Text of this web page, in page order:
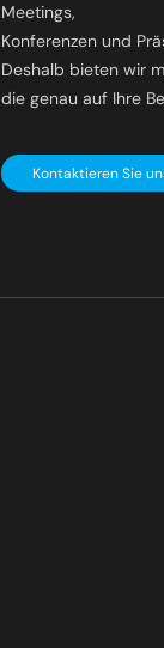
Meetings,
Konferenzen und
Deshalb bieten wir
die genau auf Ihre
Kontaktieren Sie